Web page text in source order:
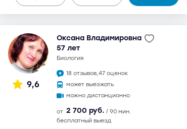
9,6
Оксана Владимировна
57 лет
биология
18 отзывов,47 оценок
может выезжать
можно дистанционно
от 2 700 руб. / 90 мин.
бесплатный выезд